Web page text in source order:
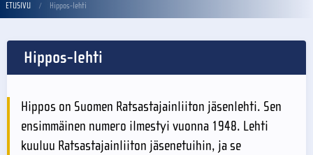
ETUSIVU Hippos-lehti
Hippos-lehti
Hippos on Suomen Ratsastajainliiton jäsenlehti. Sen
ensimmäinen numero ilmestyi vuonna 1948. Lehti
kuuluu Ratsastajainliiton jäsenetuihin, ja se